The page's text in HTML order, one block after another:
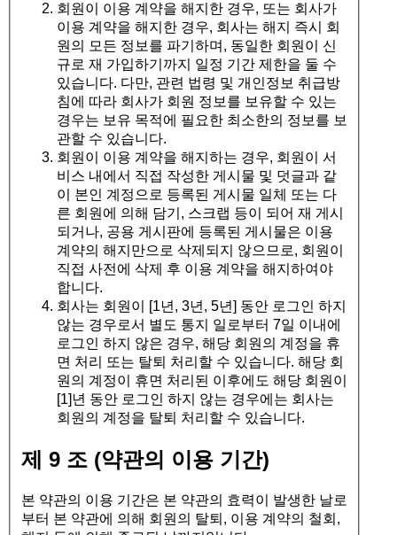
회원이 이용 계약을 해지한 경우, 또는 회사가
이용 계약을 해지한 경우, 회사는 해지 즉시 회
원의 모든 정보를 파기하며, 동일한 회원이 신
규로 재 가입하기까지 일정 기간 제한을 둘 수
있습니다. 다만, 관련 법령 및 개인정보 취급방
침에 따라 회사가 회원 정보를 보유할 수 있는
경우는 보유 목적에 필요한 최소한의 정보를 보
관할 수 있습니다.
회원이 이용 계약을 해지하는 경우, 회원이 서
비스 내에서 직접 작성한 게시물 및 덧글과 같
이 본인 계정으로 등록된 게시물 일체 또는 다
른 회원에 의해 담기, 스크랩 등이 되어 재 게시
되거나, 공용 게시판에 등록된 게시물은 이용
계약의 해지만으로 삭제되지 않으므로, 회원이
직접 사전에 삭제 후 이용 계약을 해지하여야
합니다.
회사는 회원이 [1년, 3년, 5년] 동안 로그인 하지
않는 경우로서 별도 통지 일로부터 7일 이내에
로그인 하지 않은 경우, 해당 회원의 계정을 휴
면 처리 또는 탈퇴 처리할 수 있습니다. 해당 회
원의 계정이 휴면 처리된 이후에도 해당 회원이
[1]년 동안 로그인 하지 않는 경우에는 회사는
회원의 계정을 탈퇴 처리할 수 있습니다.
제 9 조 (약관의 이용 기간)
본 약관의 이용 기간은 본 약관의 효력이 발생한 날로
부터 본 약관에 의해 회원의 탈퇴, 이용 계약의 철회,